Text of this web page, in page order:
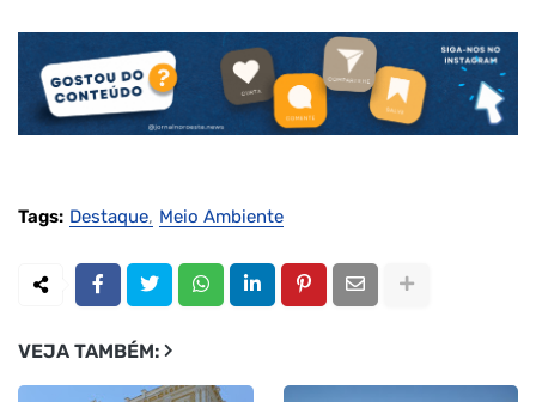
Tags: Destaque Meio Ambiente
VEJA TAMBÉM: